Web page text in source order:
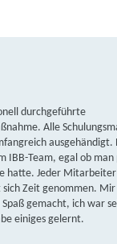
durchgeführte
Alle
ausgehändigt.
IBB-Team, egal ob
hatte. Jeder
Zeit genommen.
gemacht, ich war
einiges gelernt.